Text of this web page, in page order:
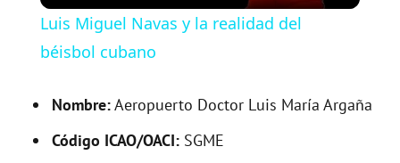
y
Luis Miguel Navas y la realidad del
béisbol cubano
Nombre:Aeropuerto Doctor Luis María Argaña
Código ICAO/OACI: SGME